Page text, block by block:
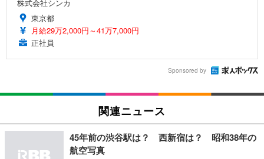
株式会社シンカ
東京都
月給29万2,000円～41万7,000円
正社員
Sponsored by
関連ニュース
45年前の渋谷駅は？ 西新宿は？ 昭和38年の
航空写真